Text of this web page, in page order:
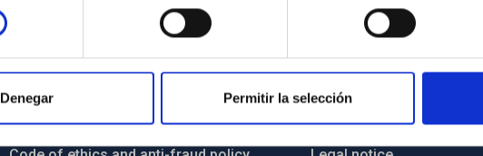
Denegar Permitir la selección
ABOUT THE IAC
Legislation
Transparency
IAC PORTAL
Sitemap
Privacy policy